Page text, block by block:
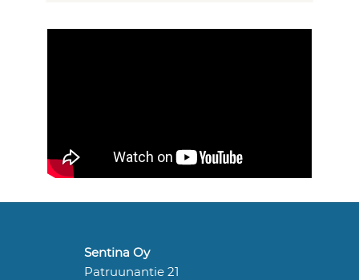
Sentina Oy
Patruunantie 21